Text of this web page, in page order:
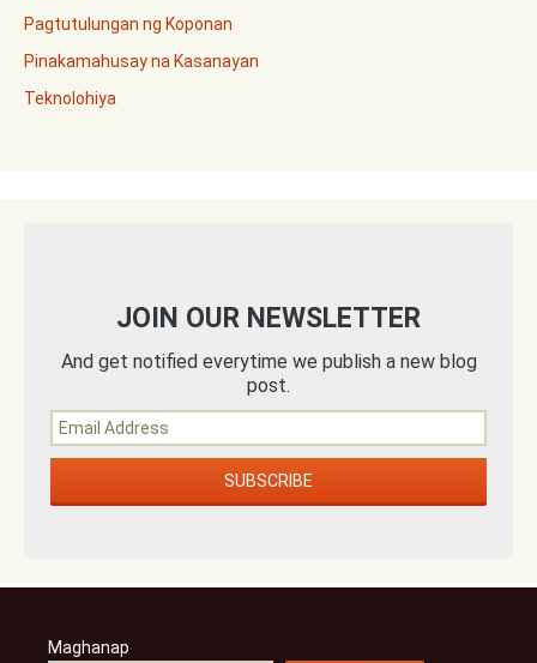
Pagtutulungan ng Koponan
Pinakamahusay na Kasanayan
Teknolohiya
JOIN OUR NEWSLETTER
And get notified everytime we publish a new blog
post.
Maghanap